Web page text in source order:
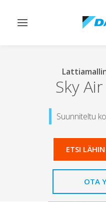
Vaihda
Sky Air
Suunniteltu
ETSI
OTA